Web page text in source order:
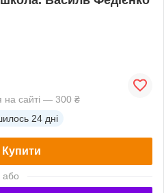
на сайті — 300 ₴
24 дні
Купити
або